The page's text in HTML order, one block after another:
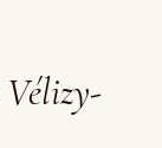
Vélizy-